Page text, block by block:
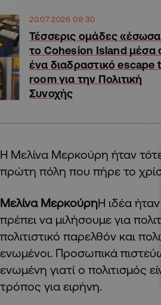
20.07.2026 09:30
Τέσσερις ομάδες
το Cohesion Island μέσα
ένα διαδραστικό escape
room για την Πολιτική
Συνοχής
Η Μελίνα Μερκούρη ήταν
πρώτη πόλη που πήρε το
Μελίνα ΜερκούρηΗ ιδέα
πρέπει να μιλήσουμε για
πολιτιστικό παρελθόν και
ενωμένοι. Προσωπικά
ενωμένη γιατί ο πολιτισμός
τρόπος για ειρήνη.